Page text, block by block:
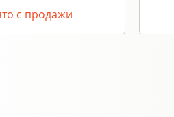
с продажи